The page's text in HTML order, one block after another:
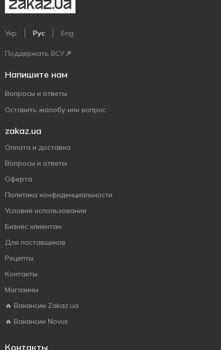
Укр Рус Eng
Поддержать ВСУ
Напишите нам
Вопросы и ответы
Оставить жалобу или вопрос
zakaz.ua
Оплата и доставка
Вопросы и ответы
Оферта
Политика конфиденциальности
Условия использования
Бизнес клиентам
Для поставщиков
Рецепты
Контакты
Магазины
🔥 Вакансии Zakaz.ua
🔥 Вакансии Novus
Контакты